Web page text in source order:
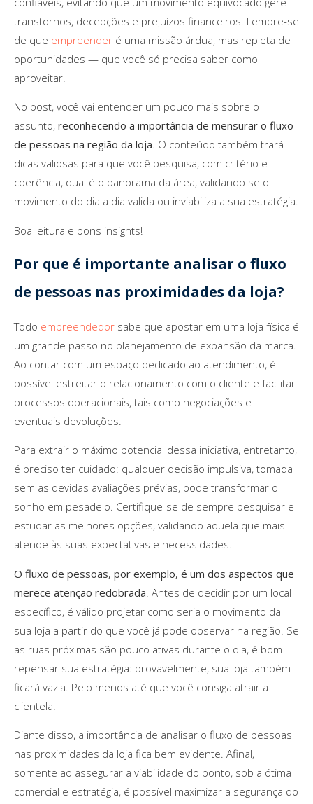
transtornos, decepções e prejuízos financeiros. Lembre-se
de que empreender é uma missão árdua, mas repleta de
oportunidades — que você só precisa saber como
aproveitar.
No post, você vai entender um pouco mais sobre o
assunto, reconhecendo a importância de mensurar o fluxo
de pessoas na região da loja. O conteúdo também trará
dicas valiosas para que você pesquisa, com critério e
coerência, qual é o panorama da área, validando se o
movimento do dia a dia valida ou inviabiliza a sua estratégia.
Boa leitura e bons insights!
Por que é importante analisar o fluxo
de pessoas nas proximidades da loja?
Todo empreendedor sabe que apostar em uma loja física é
um grande passo no planejamento de expansão da marca.
Ao contar com um espaço dedicado ao atendimento, é
possível estreitar o relacionamento com o cliente e facilitar
processos operacionais, tais como negociações e
eventuais devoluções.
Para extrair o máximo potencial dessa iniciativa, entretanto,
é preciso ter cuidado: qualquer decisão impulsiva, tomada
sem as devidas avaliações prévias, pode transformar o
sonho em pesadelo. Certifique-se de sempre pesquisar e
estudar as melhores opções, validando aquela que mais
atende às suas expectativas e necessidades.
O fluxo de pessoas, por exemplo, é um dos aspectos que
merece atenção redobrada . Antes de decidir por um local
específico, é válido projetar como seria o movimento da
sua loja a partir do que você já pode observar na região. Se
as ruas próximas são pouco ativas durante o dia, é bom
repensar sua estratégia: provavelmente, sua loja também
ficará vazia. Pelo menos até que você consiga atrair a
clientela.
Diante disso, a importância de analisar o fluxo de pessoas
nas proximidades da loja fica bem evidente. Afinal,
somente ao assegurar a viabilidade do ponto, sob a ótima
comercial e estratégia, é possível maximizar a segurança do